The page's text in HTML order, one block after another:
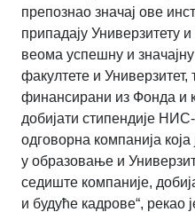
препознао значај ове
припадају Универзитету
веома успешну и
факултете и Универзитет,
финансирани из Фонда и
добијати стипендије
одговорна компанија
у образовање и
седиште компаније,
и будуће кадрове“, рекао